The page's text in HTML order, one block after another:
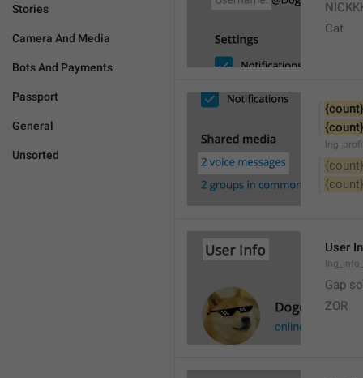
Stories
Camera And Media
Bots And Payments
Passport
General
Unsorted
Cat
{count}
{count}
{count}
{count}
User
Gap
ZOR